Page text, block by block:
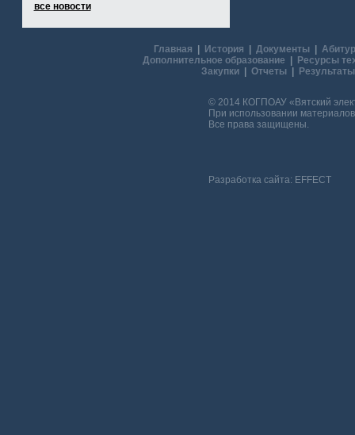
все новости
Главная История Документы|
Дополнительное образование
Ресурсы
Закупки| Отчеты|
© 2014 КОГПОАУ «Вятский
При использовании
Все права защищены.
Разработка сайта: EFFECT